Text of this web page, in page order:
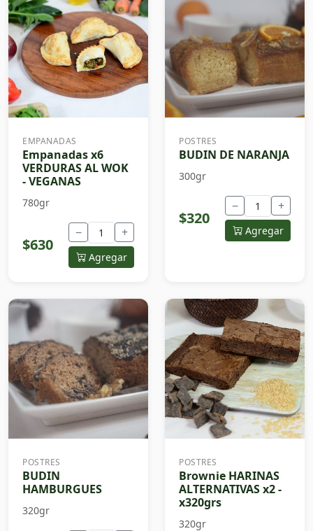
EMPANADAS
Empanadas x6
VERDURAS AL WOK
- VEGANAS
780gr
$630
− +
Agregar
POSTRES
BUDIN DE NARANJA
300gr
$320
− +
Agregar
POSTRES
BUDIN
HAMBURGUES
320gr
POSTRES
Brownie HARINAS
ALTERNATIVAS x2 -
x320grs
320gr